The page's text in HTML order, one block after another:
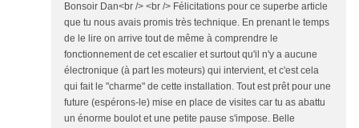
Bonsoir Dan<br /> <br /> Félicitations pour ce superbe article
que tu nous avais promis très technique. En prenant le temps
de le lire on arrive tout de même à comprendre le
fonctionnement de cet escalier et surtout qu'il n'y a aucune
électronique (à part les moteurs) qui intervient, et c'est cela
qui fait le "charme" de cette installation. Tout est prêt pour une
future (espérons-le) mise en place de visites car tu as abattu
un énorme boulot et une petite pause s'impose. Belle